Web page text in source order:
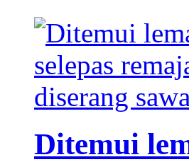
Ditemui